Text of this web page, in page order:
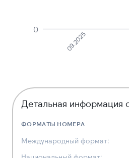
0
09.2025
Детальная информация
ФОРМАТЫ НОМЕРА
Международный формат: